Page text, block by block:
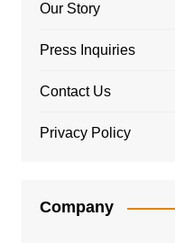
Our Story
Press Inquiries
Contact Us
Privacy Policy
Company